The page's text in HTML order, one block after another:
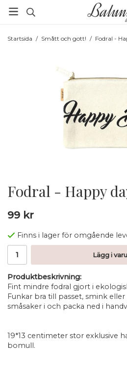
Startsida / Smått och gott! / Fodral -
Fodral - Happy
99 kr
Finns i lager för omgående
Lägg i
Produktbeskrivning:
Fint mindre fodral gjort i
Funkar bra till passet, smink
småsaker i och packa ned i
19*13 centimeter stor exklusive
bomull.